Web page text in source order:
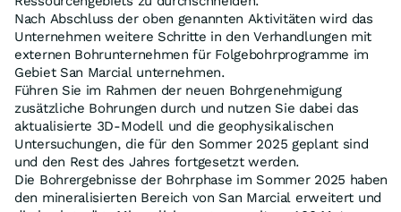
Nach Abschluss der oben genannten Aktivitäten wird das
Unternehmen weitere Schritte in den Verhandlungen mit
externen Bohrunternehmen für Folgebohrprogramme im
Gebiet San Marcial unternehmen.
Führen Sie im Rahmen der neuen Bohrgenehmigung
zusätzliche Bohrungen durch und nutzen Sie dabei das
aktualisierte 3D-Modell und die geophysikalischen
Untersuchungen, die für den Sommer 2025 geplant sind
und den Rest des Jahres fortgesetzt werden.
Die Bohrergebnisse der Bohrphase im Sommer 2025 haben
den mineralisierten Bereich von San Marcial erweitert und